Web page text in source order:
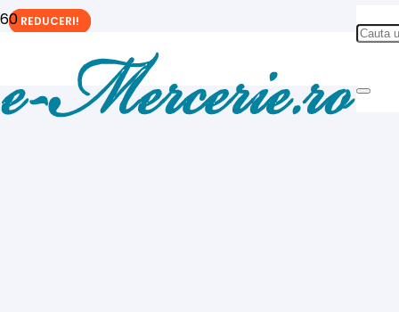
REDUCERI!
REDUCERI!
REDUCERI!